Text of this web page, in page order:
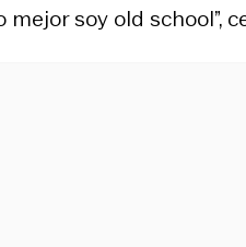
mejor soy old school”,